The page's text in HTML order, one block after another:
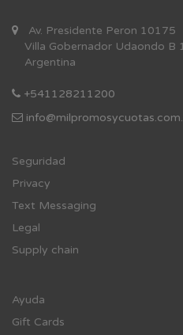
Av. Presidente Peron 10175
Villa Gobernador Udaondo B
Argentina
+541128211200
Seguridad
Privacy
Text Messaging
Legal
Supply chain
Ayuda
Gift Cards